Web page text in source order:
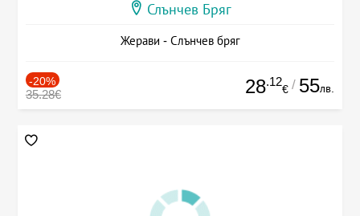
Слънчев Бряг
Жерави - Слънчев бряг
-20%
35.28€ 28.12
€ / 55лв.